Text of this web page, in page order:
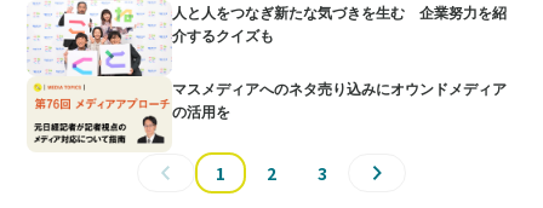
人と人をつなぎ新たな気づきを生む 企業努力を紹
介するクイズも
マスメディアへのネタ売り込みにオウンドメディア
の活用を
1 2 3